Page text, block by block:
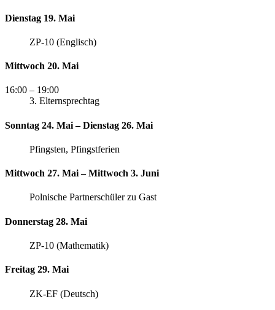
Dienstag 19. Mai
ZP-10 (Englisch)
Mittwoch 20. Mai
16:00 – 19:00
3. Elternsprechtag
Sonntag 24. Mai – Dienstag 26. Mai
Pfingsten, Pfingstferien
Mittwoch 27. Mai – Mittwoch 3. Juni
Polnische Partnerschüler zu Gast
Donnerstag 28. Mai
ZP-10 (Mathematik)
Freitag 29. Mai
ZK-EF (Deutsch)